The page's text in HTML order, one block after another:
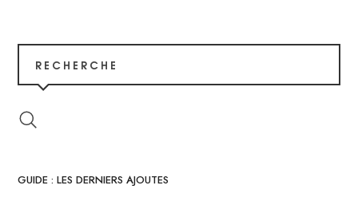
RECHERCHE
GUIDE : LES DERNIERS AJOUTES